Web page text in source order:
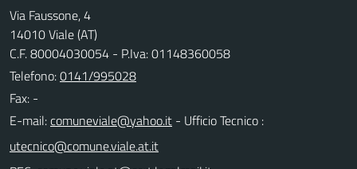
Via Faussone, 4
14010 Viale (AT)
C.F. 80004030054 - P.Iva: 01148360058
Telefono:0141/995028
Fax: -
E-mail:
- Ufficio Tecnico :